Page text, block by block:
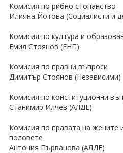
Комисия по рибно стопанство
Илияна Йотова (Социалисти и
Комисия по култура и
Емил Стоянов (ЕНП)
Комисия по правни въпроси
Димитър Стоянов (Независими)
Комисия по конституционни
Станимир Илчев (АЛДЕ)
Комисия по правата на жените
половете
Антония Първанова (АЛДЕ)